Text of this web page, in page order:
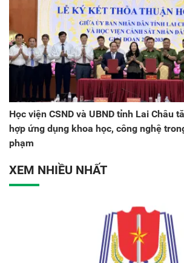
Học viện CSND và UBND tỉnh Lai Châu
hợp ứng dụng khoa học, công nghệ
phạm
XEM NHIỀU NHẤT